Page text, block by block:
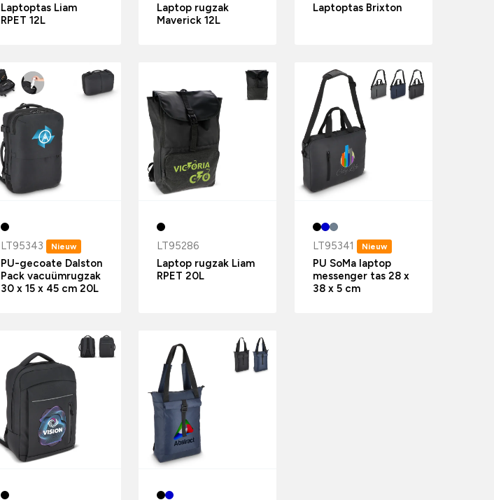
Laptoptas Liam
RPET 12L
Laptop rugzak
Maverick 12L
Laptoptas Brixton
LT95343 Nieuw
PU-gecoate Dalston
Pack vacuümrugzak
30 x 15 x 45 cm 20L
LT95286
Laptop rugzak Liam
RPET 20L
LT95341 Nieuw
PU SoMa laptop
messenger tas 28 x
38 x 5 cm